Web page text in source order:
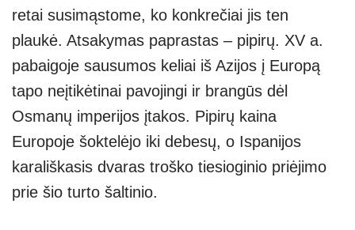
retai susimąstome, ko konkrečiai jis ten
plaukė. Atsakymas paprastas – pipirų. XV a.
pabaigoje sausumos keliai iš Azijos į Europą
tapo neįtikėtinai pavojingi ir brangūs dėl
Osmanų imperijos įtakos. Pipirų kaina
Europoje šoktelėjo iki debesų, o Ispanijos
karališkasis dvaras troško tiesioginio priėjimo
prie šio turto šaltinio.